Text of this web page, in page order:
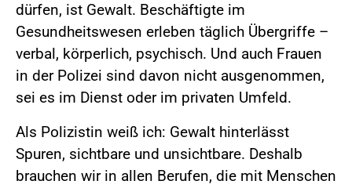
dürfen, ist Gewalt. Beschäftigte im
Gesundheitswesen erleben täglich Übergriffe –
verbal, körperlich, psychisch. Und auch Frauen
in der Polizei sind davon nicht ausgenommen,
sei es im Dienst oder im privaten Umfeld.
Als Polizistin weiß ich: Gewalt hinterlässt
Spuren, sichtbare und unsichtbare. Deshalb
brauchen wir in allen Berufen, die mit Menschen